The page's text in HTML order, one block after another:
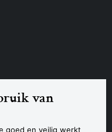
van
goed en veilig werkt